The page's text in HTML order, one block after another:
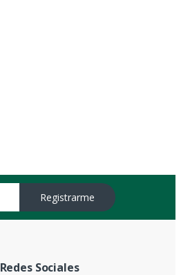
Registrarme
Redes Sociales